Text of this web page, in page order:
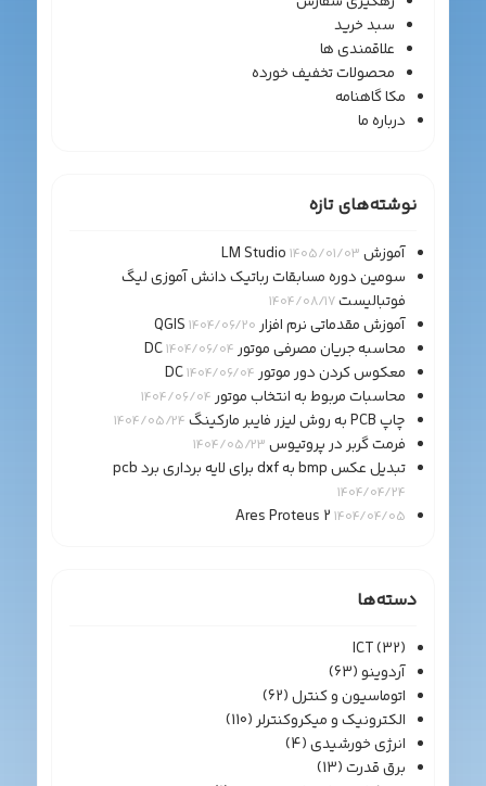
سبد خرید
علاقمندی ها
محصولات تخفیف خورده
مکا گاهنامه
درباره ما
نوشته‌های تازه
آموزش LM Studio 1405/01/03
سومین دوره مسابقات رباتیک دانش آموزی لیگ
فوتبالیست1404/08/17
آموزش مقدماتی نرم افزار QGIS1404/06/20
محاسبه جریان مصرفی موتور DC1404/06/04
معکوس کردن دور موتور DC1404/06/04
محاسبات مربوط به انتخاب موتور 1404/06/04
چاپ PCB به روش لیزر فایبر مارکینگ 1404/05/24
فرمت گربر در پروتیوس 1404/05/23
تبدیل عکس bmp به dxf برای لایه برداری برد pcb
1404/04/24
Ares Proteus 2 1404/04/05
دسته‌ها
ICT(32)
آردوینو(63)
اتوماسیون و کنترل(62)
الکترونیک و میکروکنترلر(110)
انرژی خورشیدی(4)
برق قدرت(13)